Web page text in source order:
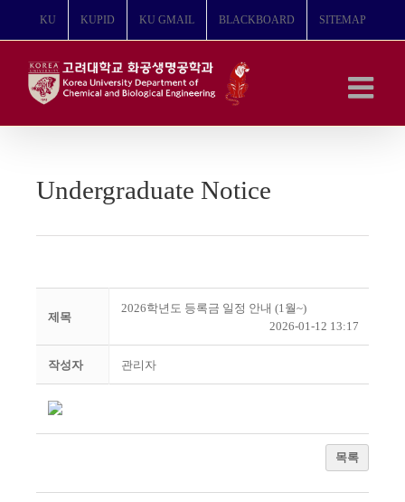
뛰
KU KUPID KU GMAIL BLACKBOARD SITEMAP
Undergraduate Notice
제목
2026학년도 등록금 일정 안내 (1월~)
2026-01-12 13:17
작성자 관리자
목록